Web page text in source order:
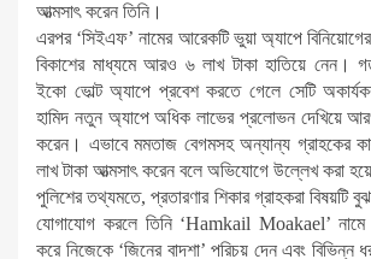
আত্মসাৎ করেন তিনি।
এরপর ‘সিইএফ’ নামের আরেকটি ভুয়া অ্যাপে
বিকাশের মাধ্যমে আরও ৬ লাখ টাকা হাতিয়ে নেন।
ইকো ভোল্ট অ্যাপে প্রবেশ করতে গেলে সেটি
হামিদ নতুন অ্যাপে অধিক লাভের প্রলোভন দেখিয়ে
করেন। এভাবে মমতাজ বেগমসহ অন্যান্য গ্রাহকের
লাখ টাকা আত্মসাৎ করেন বলে অভিযোগে উল্লেখ করা
পুলিশের তথ্যমতে, প্রতারণার শিকার গ্রাহকরা বিষয়টি
যোগাযোগ করলে তিনি ‘Hamkail Moakael’
করে নিজেকে ‘জিনের বাদশা’ পরিচয় দেন এবং বিভিন্ন